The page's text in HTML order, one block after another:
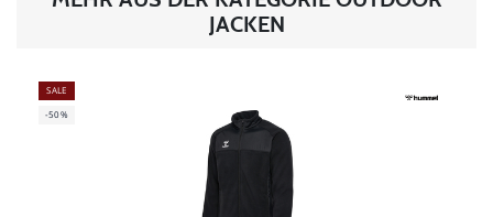
JACKEN
SALE
-50%